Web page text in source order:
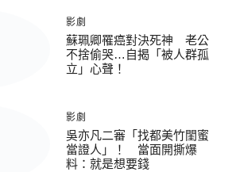
影劇
蘇珮卿罹癌對決死神 老公
不捨偷哭…自揭「被人群孤
立」心聲！
影劇
吳亦凡二審「找都美竹閨蜜
當證人」！ 當面開撕爆
料：就是想要錢